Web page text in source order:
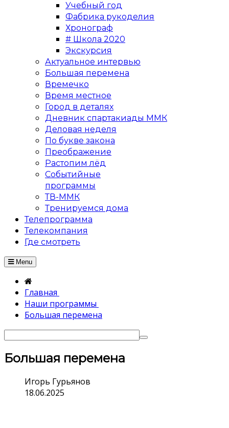
Учебный год
Фабрика рукоделия
Хронограф
# Школа 2020
Экскурсия
Актуальное интервью
Большая перемена
Времечко
Время местное
Город в деталях
Дневник спартакиады ММК
Деловая неделя
По букве закона
Преображение
Растопим лёд
Событийные
программы
ТВ-ММК
Тренируемся дома
Телепрограмма
Телекомпания
Где смотреть
Menu
Главная
Наши программы
Большая перемена
Большая перемена
Игорь Гурьянов
18.06.2025